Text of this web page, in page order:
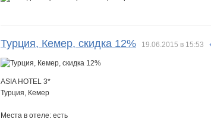
Турция, Кемер, скидка 12% 19.06.2015 в 15:53
ASIA HOTEL 3*
Турция, Кемер
Места в отеле: есть